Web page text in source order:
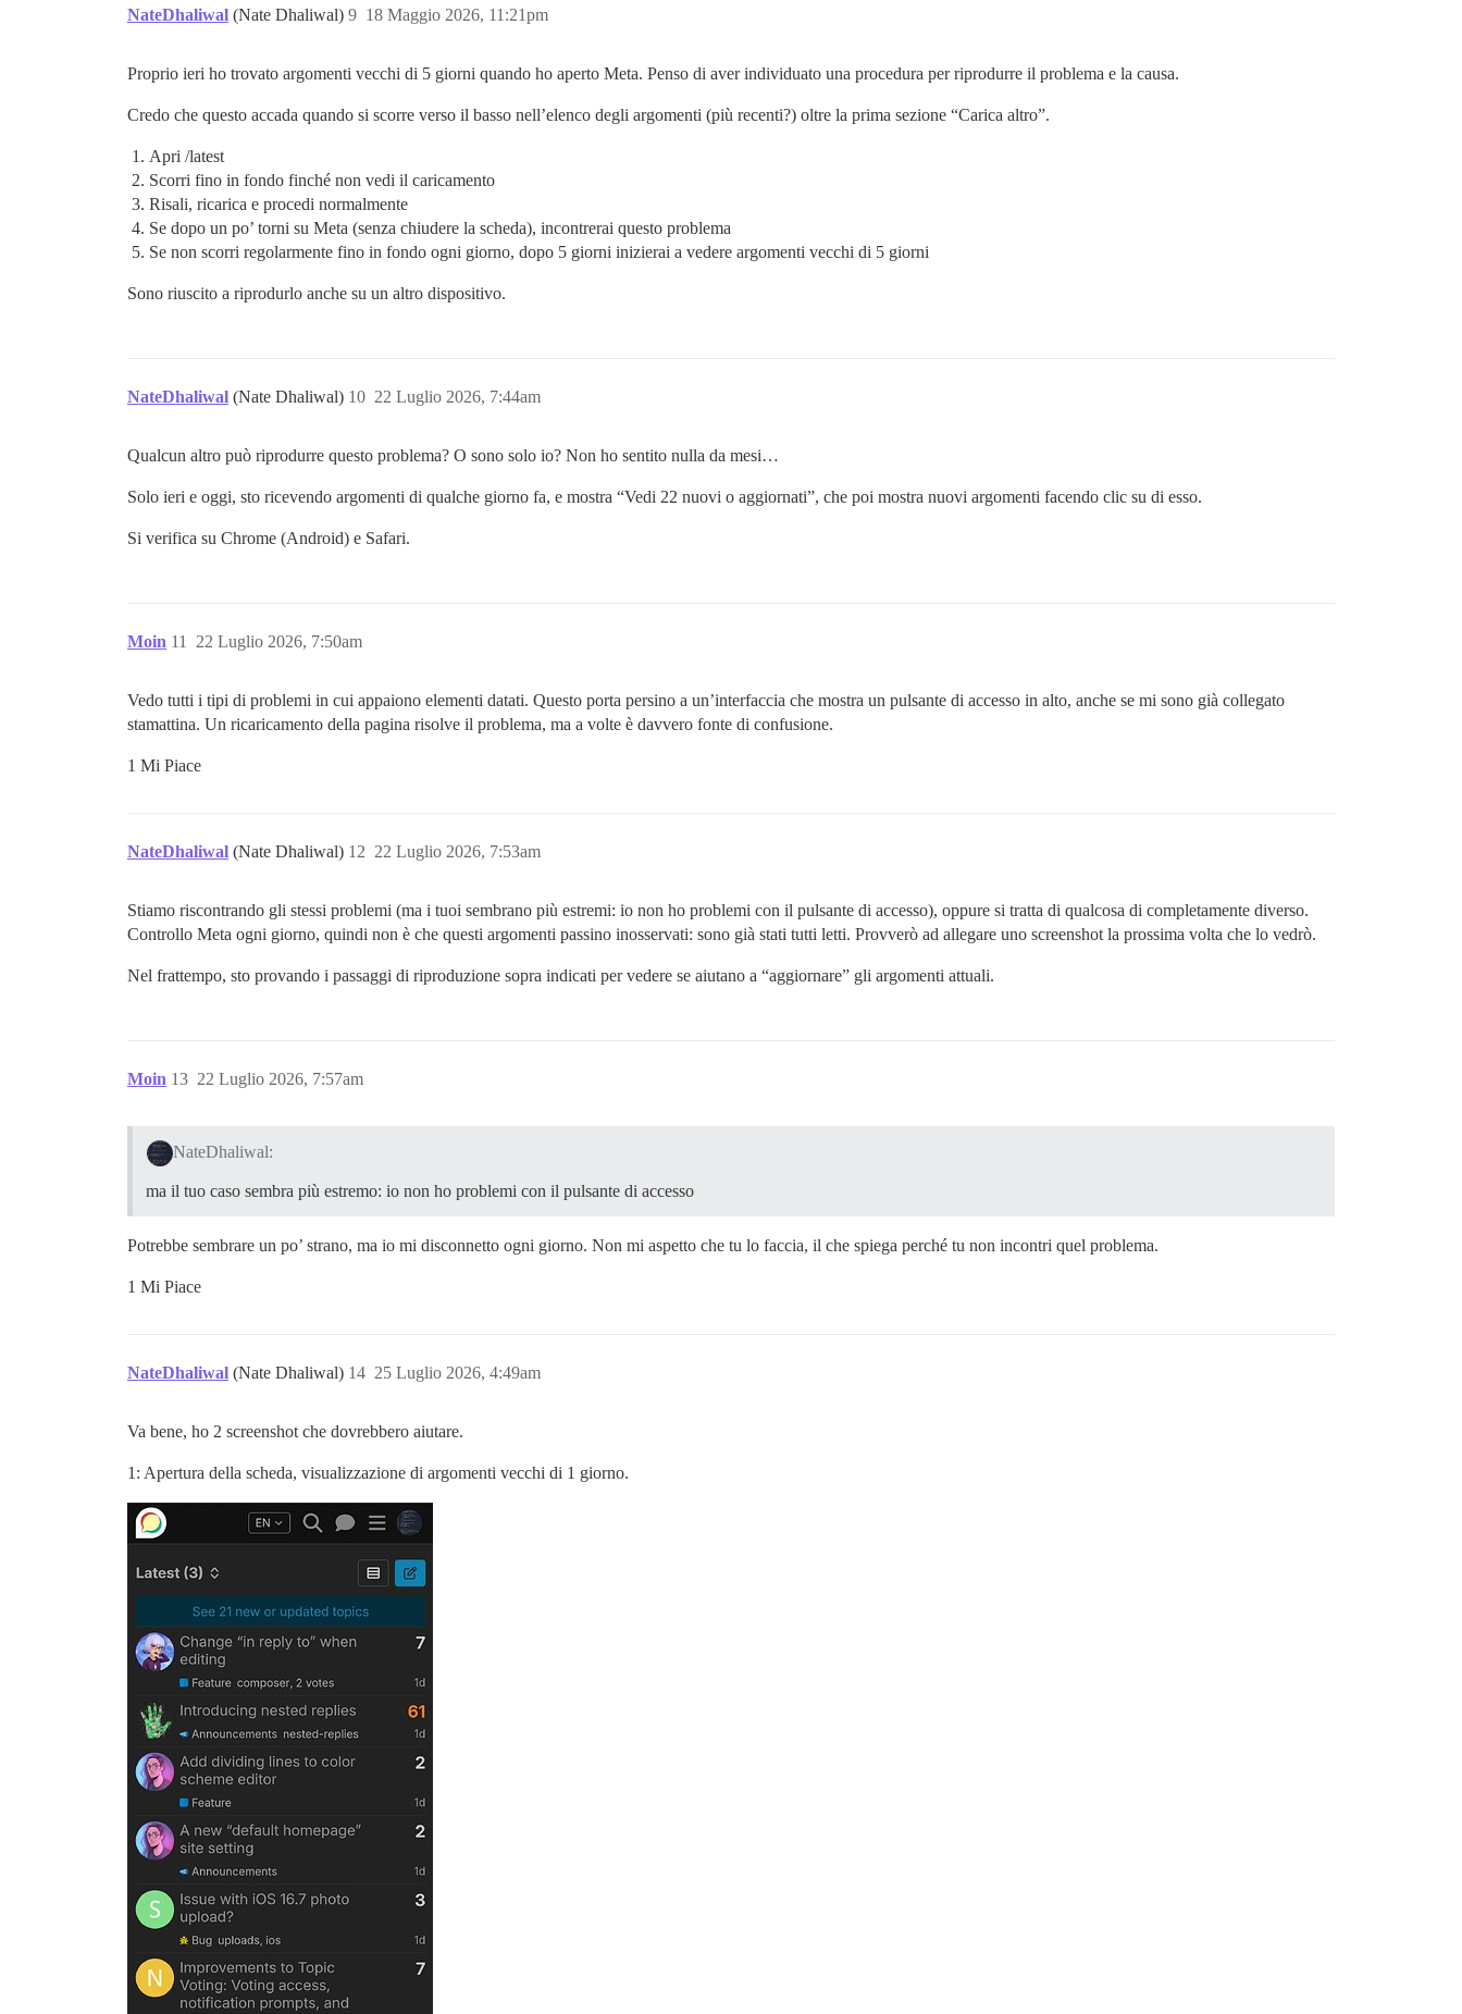
NateDhaliwal (Nate Dhaliwal) 18 Maggio 2026, 11:21pm
9
Proprio ieri ho trovato argomenti vecchi di 5 giorni quando ho aperto Meta. Penso di aver individuato una procedura per riprodurre il problema e la causa.
Credo che questo accada quando si scorre verso il basso nell’elenco degli argomenti (più recenti?) oltre la prima sezione “Carica altro”.
Apri /latest
Scorri fino in fondo finché non vedi il caricamento
Risali, ricarica e procedi normalmente
Se dopo un po’ torni su Meta (senza chiudere la scheda), incontrerai questo problema
Se non scorri regolarmente fino in fondo ogni giorno, dopo 5 giorni inizierai a vedere argomenti vecchi di 5 giorni
Sono riuscito a riprodurlo anche su un altro dispositivo.
NateDhaliwal (Nate Dhaliwal) 22 Luglio 2026, 7:44am
10
Qualcun altro può riprodurre questo problema? O sono solo io? Non ho sentito nulla da mesi…
Solo ieri e oggi, sto ricevendo argomenti di qualche giorno fa, e mostra “Vedi 22 nuovi o aggiornati”, che poi mostra nuovi argomenti facendo clic su di esso.
Si verifica su Chrome (Android) e Safari.
Moin 22 Luglio 2026, 7:50am
11
Vedo tutti i tipi di problemi in cui appaiono elementi datati. Questo porta persino a un’interfaccia che mostra un pulsante di accesso in alto, anche se mi sono già collegato
stamattina. Un ricaricamento della pagina risolve il problema, ma a volte è davvero fonte di confusione.
1 Mi Piace
NateDhaliwal (Nate Dhaliwal) 22 Luglio 2026, 7:53am
12
Stiamo riscontrando gli stessi problemi (ma i tuoi sembrano più estremi: io non ho problemi con il pulsante di accesso), oppure si tratta di qualcosa di completamente diverso.
Controllo Meta ogni giorno, quindi non è che questi argomenti passino inosservati: sono già stati tutti letti. Provverò ad allegare uno screenshot la prossima volta che lo vedrò.
Nel frattempo, sto provando i passaggi di riproduzione sopra indicati per vedere se aiutano a “aggiornare” gli argomenti attuali.
Moin 22 Luglio 2026, 7:57am
13
NateDhaliwal:
ma il tuo caso sembra più estremo: io non ho problemi con il pulsante di accesso
Potrebbe sembrare un po’ strano, ma io mi disconnetto ogni giorno. Non mi aspetto che tu lo faccia, il che spiega perché tu non incontri quel problema.
1 Mi Piace
NateDhaliwal (Nate Dhaliwal) 25 Luglio 2026, 4:49am
14
Va bene, ho 2 screenshot che dovrebbero aiutare.
1: Apertura della scheda, visualizzazione di argomenti vecchi di 1 giorno.